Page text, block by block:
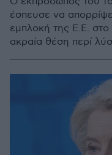
έσπευσε να
εμπλοκή της Ε.Ε.
ακραία θέση περί